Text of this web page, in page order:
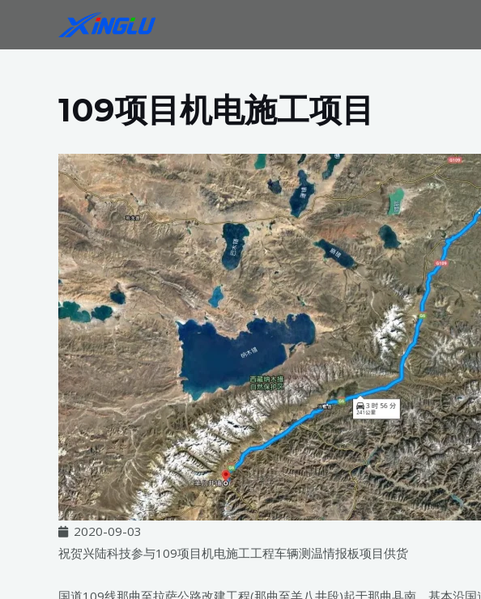
内
109项目机电施工项目
2020-09-03
祝贺兴陆科技参与109项目机电施工工程车辆测温情报板项目供货